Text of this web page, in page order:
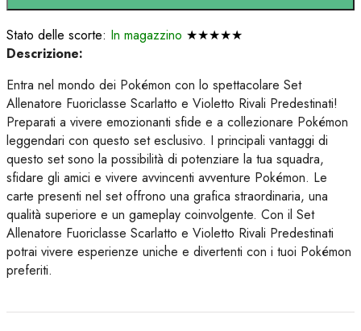
Stato delle scorte: In magazzino ★★★★★
Descrizione:
Entra nel mondo dei Pokémon con lo spettacolare Set
Allenatore Fuoriclasse Scarlatto e Violetto Rivali Predestinati!
Preparati a vivere emozionanti sfide e a collezionare Pokémon
leggendari con questo set esclusivo. I principali vantaggi di
questo set sono la possibilità di potenziare la tua squadra,
sfidare gli amici e vivere avvincenti avventure Pokémon. Le
carte presenti nel set offrono una grafica straordinaria, una
qualità superiore e un gameplay coinvolgente. Con il Set
Allenatore Fuoriclasse Scarlatto e Violetto Rivali Predestinati
potrai vivere esperienze uniche e divertenti con i tuoi Pokémon
preferiti.